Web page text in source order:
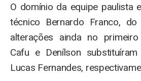
O domínio da equipe paulista
técnico Bernardo Franco,
alterações ainda no
Cafu e Denílson
Lucas Fernandes,